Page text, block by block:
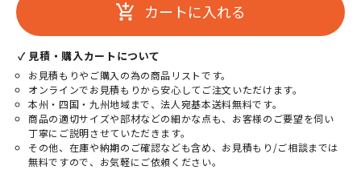
add_shopping_cart カートに入れる
✓ 見積・購入カートについて
お見積もりやご購入の為の商品リストです。
オンラインでお見積もりから安心してご注文いただけます。
本州・四国・九州地域まで、法人宛基本送料無料です。
商品の適切サイズや部材などの細かな点も、お客様のご要望を伺い
丁寧にご説明させていただきます。
その他、在庫や納期のご確認なども含め、お見積もり/ご相談までは
無料ですので、お気軽にご依頼ください。